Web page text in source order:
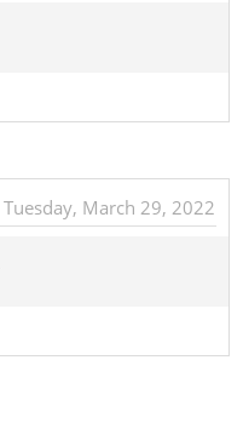
Tuesday, March 29, 2022